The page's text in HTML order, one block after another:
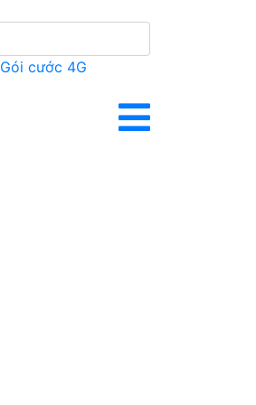
Gói cước 4G